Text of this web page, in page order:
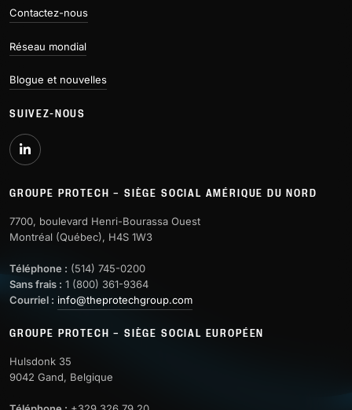
Contactez-nous
Réseau mondial
Blogue et nouvelles
SUIVEZ-NOUS
GROUPE PROTECH – SIÈGE SOCIAL AMÉRIQUE DU NORD
7700, boulevard Henri-Bourassa Ouest
Montréal (Québec), H4S 1W3
Téléphone : (514) 745-0200
Sans frais : 1 (800) 361-9364
Courriel : info@theprotechgroup.com
GROUPE PROTECH – SIÈGE SOCIAL EUROPÉEN
Hulsdonk 35
9042 Gand, Belgique